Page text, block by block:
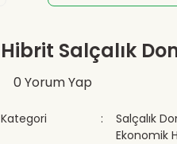
Hibrit Salçalık
0 Yorum Yap
Kategori Salçalık
Ekonomik